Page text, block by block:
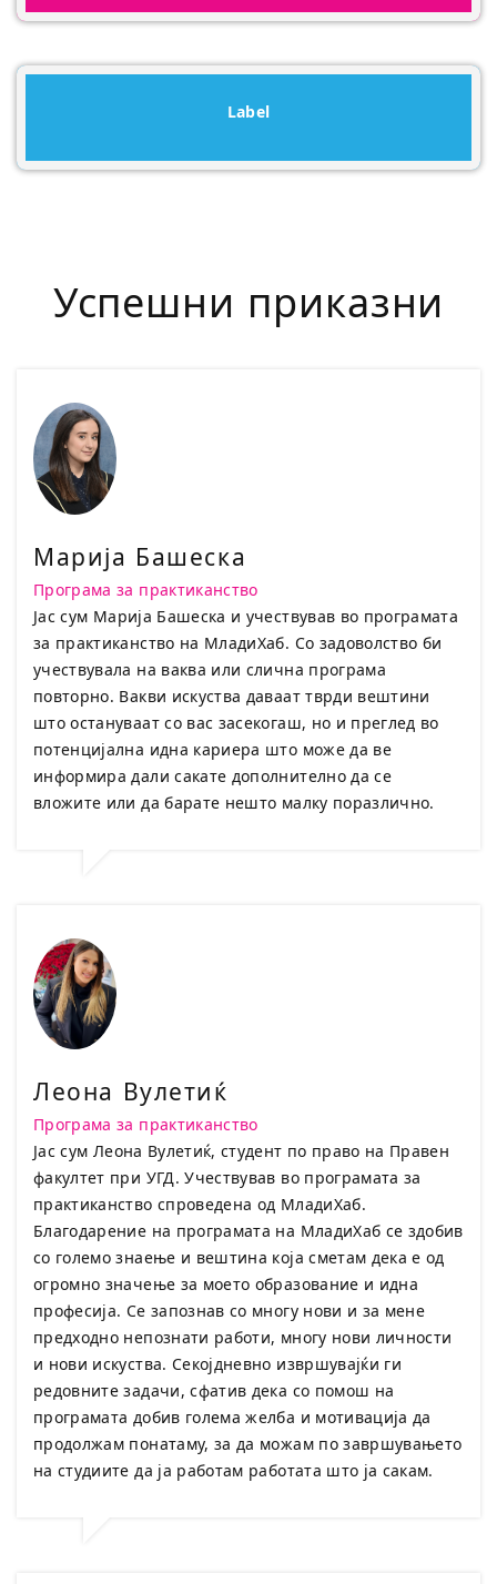
Label
Успешни приказни
Марија Башеска
Програма за практиканство
Јас сум Марија Башеска и учествував во програмата
за практиканство на МладиХаб. Со задоволство би
учествувала на ваква или слична програма
повторно. Вакви искуства даваат тврди вештини
што остануваат со вас засекогаш, но и преглед во
потенцијална идна кариера што може да ве
информира дали сакате дополнително да се
вложите или да барате нешто малку поразлично.
Леона Вулетиќ
Програма за практиканство
Јас сум Леона Вулетиќ, студент по право на Правен
факултет при УГД. Учествував во програмата за
практиканство спроведена од МладиХаб.
Благодарение на програмата на МладиХаб се здобив
со големо знаење и вештина која сметам дека е од
огромно значење за моето образование и идна
професија. Се запознав со многу нови и за мене
предходно непознати работи, многу нови личности
и нови искуства. Секојдневно извршувајќи ги
редовните задачи, сфатив дека со помош на
програмата добив голема желба и мотивација да
продолжам понатаму, за да можам по завршувањето
на студиите да ја работам работата што ја сакам.